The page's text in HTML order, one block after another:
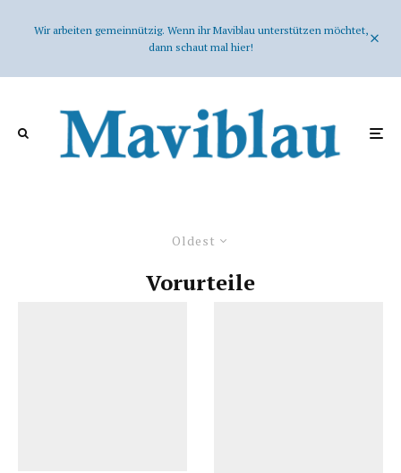
Wir arbeiten gemeinnützig. Wenn ihr Maviblau unterstützen möchtet,
dann schaut mal hier!
Oldest
Vorurteile